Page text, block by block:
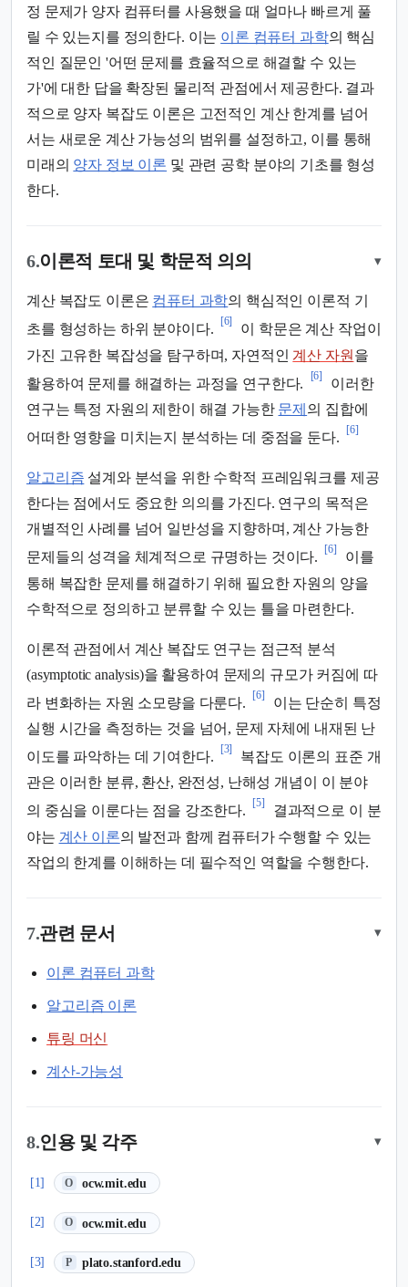
정 문제가 양자 컴퓨터를 사용했을 때 얼마나 빠르게 풀
릴 수 있는지를 정의한다. 이는 이론 컴퓨터 과학의 핵심
적인 질문인 '어떤 문제를 효율적으로 해결할 수 있는
가'에 대한 답을 확장된 물리적 관점에서 제공한다. 결과
적으로 양자 복잡도 이론은 고전적인 계산 한계를 넘어
서는 새로운 계산 가능성의 범위를 설정하고, 이를 통해
미래의 양자 정보 이론 및 관련 공학 분야의 기초를 형성
한다.
6.이론적 토대 및 학문적 의의 ▾
계산 복잡도 이론은 컴퓨터 과학의 핵심적인 이론적 기
초를 형성하는 하위 분야이다.
[6]
이 학문은 계산 작업이
가진 고유한 복잡성을 탐구하며, 자연적인 계산 자원 을
활용하여 문제를 해결하는 과정을 연구한다.
[6]
이러한
연구는 특정 자원의 제한이 해결 가능한 문제 의 집합에
어떠한 영향을 미치는지 분석하는 데 중점을 둔다.
[6]
알고리즘 설계와 분석을 위한 수학적 프레임워크를 제공
한다는 점에서도 중요한 의의를 가진다. 연구의 목적은
개별적인 사례를 넘어 일반성을 지향하며, 계산 가능한
문제들의 성격을 체계적으로 규명하는 것이다.
[6]
이를
통해 복잡한 문제를 해결하기 위해 필요한 자원의 양을
수학적으로 정의하고 분류할 수 있는 틀을 마련한다.
이론적 관점에서 계산 복잡도 연구는 점근적 분석
(asymptotic analysis)을 활용하여 문제의 규모가 커짐에 따
라 변화하는 자원 소모량을 다룬다.
[6]
이는 단순히 특정
실행 시간을 측정하는 것을 넘어, 문제 자체에 내재된 난
이도를 파악하는 데 기여한다.
[3]
복잡도 이론의 표준 개
관은 이러한 분류, 환산, 완전성, 난해성 개념이 이 분야
의 중심을 이룬다는 점을 강조한다.
[5]
결과적으로 이 분
야는 계산 이론의 발전과 함께 컴퓨터가 수행할 수 있는
작업의 한계를 이해하는 데 필수적인 역할을 수행한다.
7.관련 문서 ▾
이론 컴퓨터 과학
알고리즘 이론
튜링 머신
계산-가능성
8.인용 및 각주 ▾
[1] O ocw.mit.edu
(새 탭에서 열림)
[2] O ocw.mit.edu
(새 탭에서 열림)
[3] P plato.stanford.edu
(새 탭에서 열림)